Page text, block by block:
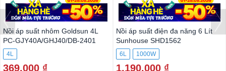
Nồi áp suất nhôm Goldsun 4L
PC-GJY40A/GHJ40/DB-2401
4L
369.000 ₫
Nồi áp suất điện đa năng 6 Lít
Sunhouse SHD1562
6L 1000W
1.190.000 ₫